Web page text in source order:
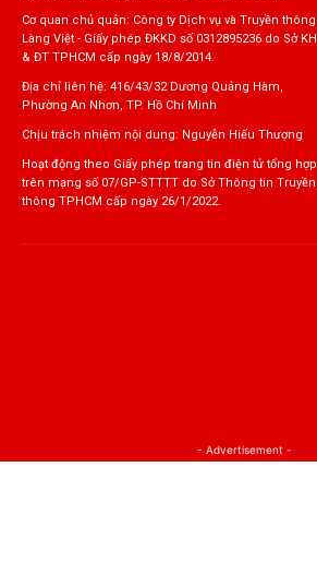
Cơ quan chủ quản: Công ty Dịch vụ và Truyền thông
Làng Việt - Giấy phép ĐKKD số 0312895236 do Sở KH
& ĐT TPHCM cấp ngày 18/8/2014.
Địa chỉ liên hệ: 416/43/32 Dương Quảng Hàm,
Phường An Nhơn, TP. Hồ Chí Minh
Chịu trách nhiệm nội dung: Nguyễn Hiếu Thượng
Hoạt động theo Giấy phép trang tin điện tử tổng hợp
trên mạng số 07/GP-STTTT do Sở Thông tin Truyền
thông TPHCM cấp ngày 26/1/2022.
- Advertisement -